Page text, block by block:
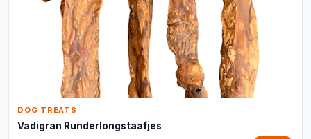
DOG TREATS
Vadigran Runderlongstaafjes